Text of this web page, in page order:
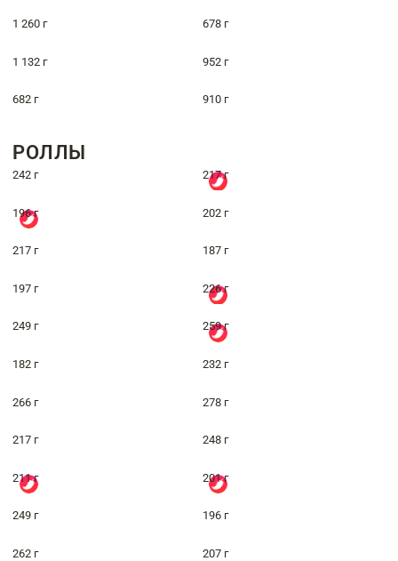
1 260 г 678 г
1 132 г 952 г
682 г 910 г
РОЛЛЫ
242 г 217 г
196 г 202 г
217 г 187 г
197 г 226 г
249 г 259 г
182 г 232 г
266 г 278 г
217 г 248 г
211 г 201 г
249 г 196 г
262 г 207 г